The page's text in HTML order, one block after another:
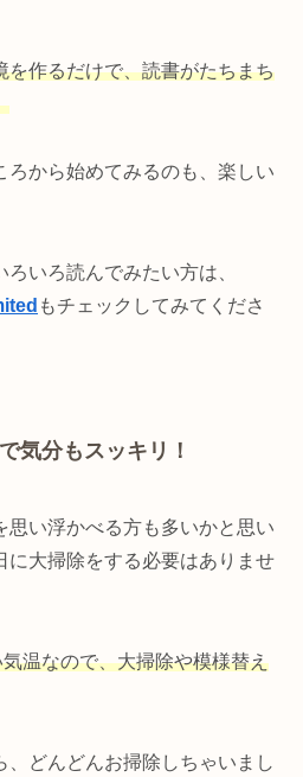
を作るだけで、読書がたちまち
ろから始めてみるのも、楽しい
いろ読んでみたい方は、
もチェックしてみてくださ
気分もスッキリ！
思い浮かべる方も多いかと思い
に大掃除をする必要はありませ
温なので、大掃除や模様替え
、どんどんお掃除しちゃいまし